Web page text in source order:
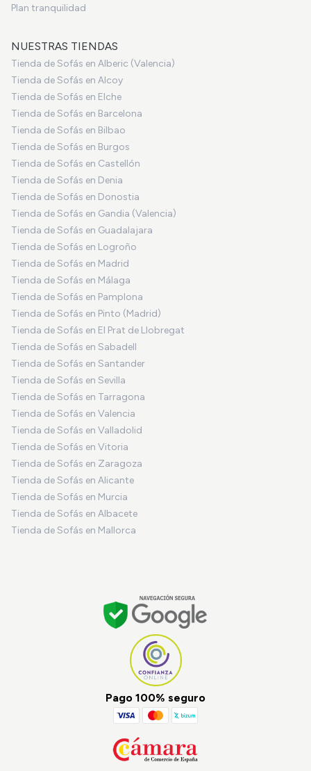
Plan tranquilidad
NUESTRAS TIENDAS
Tienda de Sofás en Alberic (Valencia)
Tienda de Sofás en Alcoy
Tienda de Sofás en Elche
Tienda de Sofás en Barcelona
Tienda de Sofás en Bilbao
Tienda de Sofás en Burgos
Tienda de Sofás en Castellón
Tienda de Sofás en Denia
Tienda de Sofás en Donostia
Tienda de Sofás en Gandia (Valencia)
Tienda de Sofás en Guadalajara
Tienda de Sofás en Logroño
Tienda de Sofás en Madrid
Tienda de Sofás en Málaga
Tienda de Sofás en Pamplona
Tienda de Sofás en Pinto (Madrid)
Tienda de Sofás en El Prat de Llobregat
Tienda de Sofás en Sabadell
Tienda de Sofás en Santander
Tienda de Sofás en Sevilla
Tienda de Sofás en Tarragona
Tienda de Sofás en Valencia
Tienda de Sofás en Valladolid
Tienda de Sofás en Vitoria
Tienda de Sofás en Zaragoza
Tienda de Sofás en Alicante
Tienda de Sofás en Murcia
Tienda de Sofás en Albacete
Tienda de Sofás en Mallorca
Pago 100% seguro